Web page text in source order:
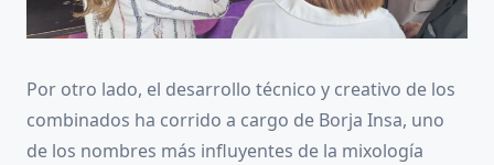
Por otro lado, el desarrollo técnico y creativo de los
combinados ha corrido a cargo de Borja Insa, uno
de los nombres más influyentes de la mixología